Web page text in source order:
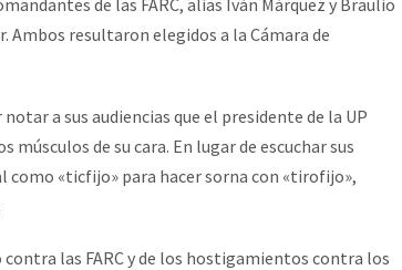
de las FARC, alias Iván Márquez y Braulio
resultaron elegidos a la Cámara de
a sus audiencias que el presidente de la UP
de su cara. En lugar de escuchar sus
como «ticfijo» para hacer sorna con «tirofijo»,
las FARC y de los hostigamientos contra los